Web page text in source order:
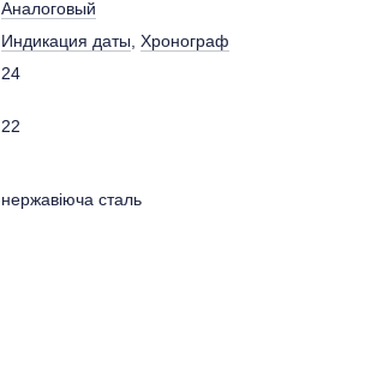
Аналоговый
Индикация даты Хронограф
24
22
нержавіюча сталь